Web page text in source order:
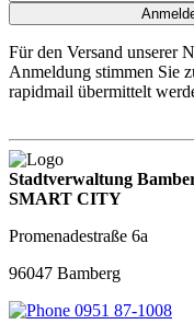
Für den Versand unserer
Anmeldung stimmen Sie
rapidmail übermittelt
Stadtverwaltung
SMART CITY
Promenadestraße 6a
96047 Bamberg
0951 87-1008